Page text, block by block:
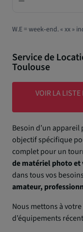
W.E = week‑end. « xx »
Service de
Toulouse
VOIR LA
Besoin d’un
objectif spécifique
complet pour un
de matériel photo et
dans tous vos
amateur,
Nous mettons à
d’équipements